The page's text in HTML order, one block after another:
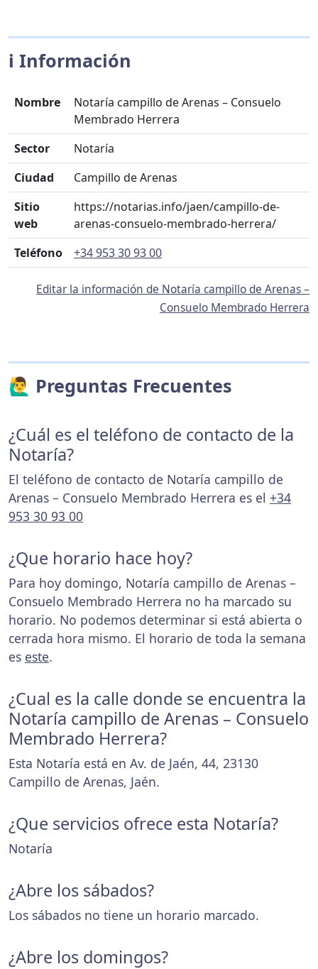
ℹ️ Información
Nombre
Notaría campillo de Arenas – Consuelo
Membrado Herrera
Sector
Notaría
Ciudad
Campillo de Arenas
Sitio
web
https://notarias.info/jaen/campillo-de-
arenas-consuelo-membrado-herrera/
Teléfono
+34 953 30 93 00
Editar la información de Notaría campillo de Arenas –
Consuelo Membrado Herrera
🙋‍♂️ Preguntas Frecuentes
¿Cuál es el teléfono de contacto de la
Notaría?
El teléfono de contacto de Notaría campillo de
Arenas – Consuelo Membrado Herrera es el +34
953 30 93 00
¿Que horario hace hoy?
Para hoy domingo, Notaría campillo de Arenas –
Consuelo Membrado Herrera no ha marcado su
horario. No podemos determinar si está abierta o
cerrada hora mismo. El horario de toda la semana
es este.
¿Cual es la calle donde se encuentra la
Notaría campillo de Arenas – Consuelo
Membrado Herrera?
Esta Notaría está en Av. de Jaén, 44, 23130
Campillo de Arenas, Jaén.
¿Que servicios ofrece esta Notaría?
Notaría
¿Abre los sábados?
Los sábados no tiene un horario marcado.
¿Abre los domingos?